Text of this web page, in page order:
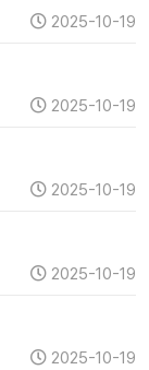
2025-10-19
2025-10-19
2025-10-19
2025-10-19
2025-10-19